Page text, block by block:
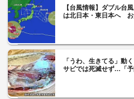
【台風情報】ダブル
は北日本・東日本へ
「うわ、生きてる」動
サビでは死滅せず…「